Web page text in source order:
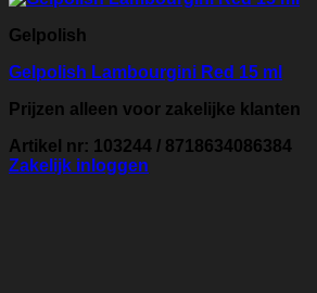
Gelpolish
Gelpolish Lambourgini Red 15 ml
Prijzen alleen voor zakelijke klanten
Artikel nr: 103244 / 8718634086384
Zakelijk inloggen